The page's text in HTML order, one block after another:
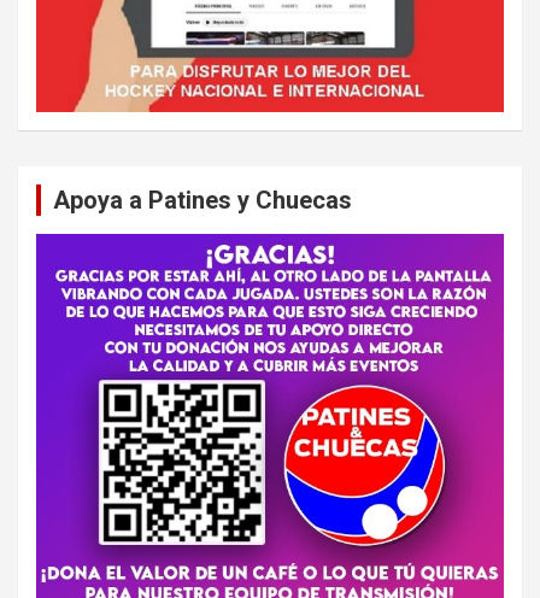
Apoya a Patines y Chuecas